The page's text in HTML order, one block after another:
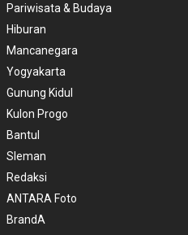
Pariwisata & Budaya
Hiburan
Mancanegara
Yogyakarta
Gunung Kidul
Kulon Progo
Bantul
Sleman
Redaksi
ANTARA Foto
BrandA